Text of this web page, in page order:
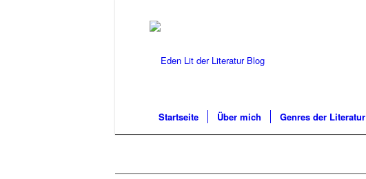
Startseite Über mich Genres der Literatur